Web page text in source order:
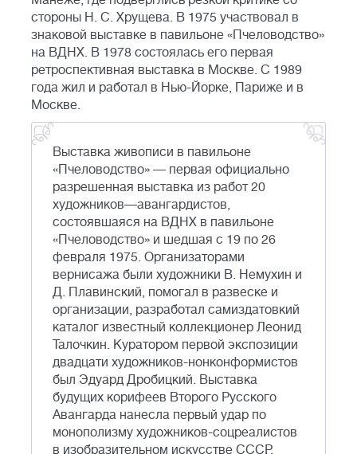
стороны Н. С. Хрущева. В 1975 участвовал в
знаковой выставке в павильоне «Пчеловодство»
на ВДНХ. В 1978 состоялась его первая
ретроспективная выставка в Москве. С 1989
года жил и работал в Нью-Йорке, Париже и в
Москве.
Выставка живописи в павильоне
«Пчеловодство» — первая официально
разрешенная выставка из работ 20
художников—авангардистов,
состоявшаяся на ВДНХ в павильоне
«Пчеловодство» и шедшая с 19 по 26
февраля 1975. Организаторами
вернисажа были художники В. Немухин и
Д. Плавинский, помогал в развеске и
организации, разработал самиздатовкий
каталог известный коллекционер Леонид
Талочкин. Куратором первой экспозиции
двадцати художников-нонконформистов
был Эдуард Дробицкий. Выставка
будущих корифеев Второго Русского
Авангарда нанесла первый удар по
монополизму художников-соцреалистов
в изобразительном искусстве СССР.